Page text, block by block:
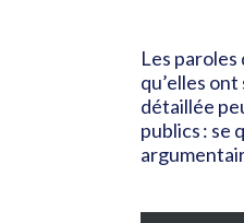
Les
qu’elles
détaillée
publics : se